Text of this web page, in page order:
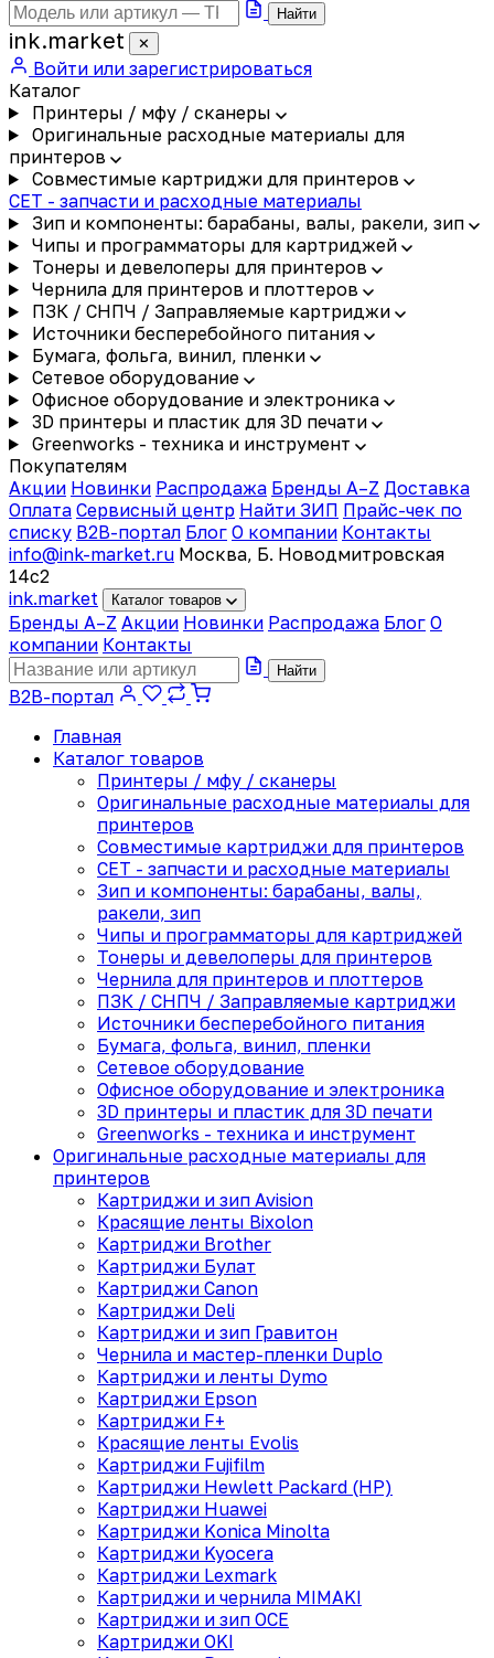
Найти
ink.market ✕
Войти или зарегистрироваться
Каталог
Принтеры / мфу / сканеры
Оригинальные расходные материалы для
принтеров
Совместимые картриджи для принтеров
CET - запчасти и расходные материалы
Зип и компоненты: барабаны, валы, ракели, зип
Чипы и программаторы для картриджей
Тонеры и девелоперы для принтеров
Чернила для принтеров и плоттеров
ПЗК / СНПЧ / Заправляемые картриджи
Источники бесперебойного питания
Бумага, фольга, винил, пленки
Сетевое оборудование
Офисное оборудование и электроника
3D принтеры и пластик для 3D печати
Greenworks - техника и инструмент
Покупателям
Акции Новинки Распродажа Бренды A–Z Доставка
Оплата Сервисный центр Найти ЗИП Прайс-чек по
списку B2B-портал Блог О компании Контакты
info@ink-market.ru Москва, Б. Новодмитровская
14с2
ink.market Каталог товаров
Бренды A–Z Акции Новинки Распродажа Блог О
компании Контакты
Найти
B2B-портал
Главная
Каталог товаров
Принтеры / мфу / сканеры
Оригинальные расходные материалы для
принтеров
Совместимые картриджи для принтеров
CET - запчасти и расходные материалы
Зип и компоненты: барабаны, валы,
ракели, зип
Чипы и программаторы для картриджей
Тонеры и девелоперы для принтеров
Чернила для принтеров и плоттеров
ПЗК / СНПЧ / Заправляемые картриджи
Источники бесперебойного питания
Бумага, фольга, винил, пленки
Сетевое оборудование
Офисное оборудование и электроника
3D принтеры и пластик для 3D печати
Greenworks - техника и инструмент
Оригинальные расходные материалы для
принтеров
Картриджи и зип Avision
Красящие ленты Bixolon
Картриджи Brother
Картриджи Булат
Картриджи Canon
Картриджи Deli
Картриджи и зип Гравитон
Чернила и мастер-пленки Duplo
Картриджи и ленты Dymo
Картриджи Epson
Картриджи F+
Красящие ленты Evolis
Картриджи Fujifilm
Картриджи Hewlett Packard (HP)
Картриджи Huawei
Картриджи Konica Minolta
Картриджи Kyocera
Картриджи Lexmark
Картриджи и чернила MIMAKI
Картриджи и зип OCE
Картриджи OKI